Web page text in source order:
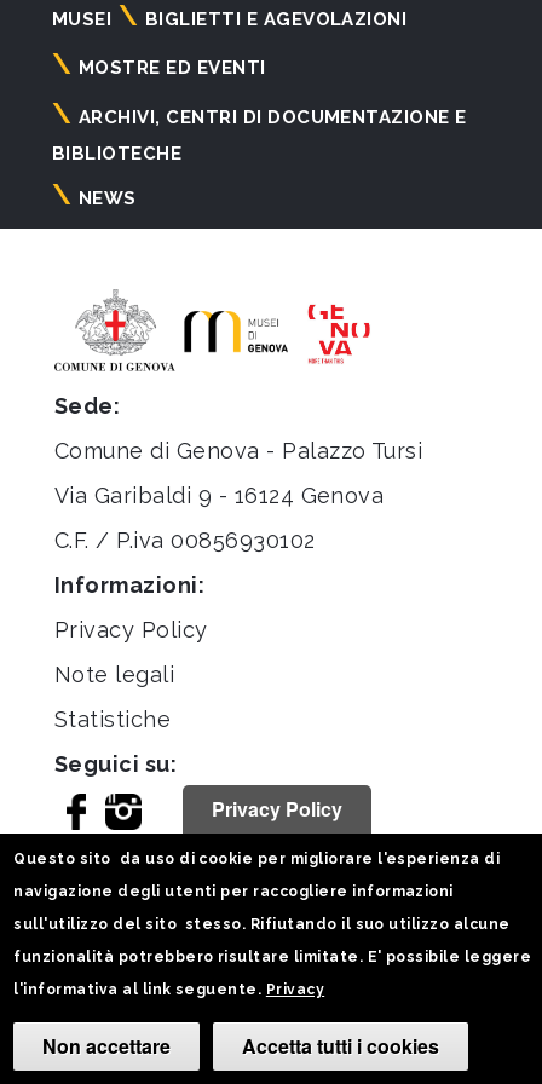
Navigazione
principale
MUSEI BIGLIETTI E AGEVOLAZIONI
MOSTRE ED EVENTI
ARCHIVI, CENTRI DI DOCUMENTAZIONE E
BIBLIOTECHE
NEWS
Sede:
Comune di Genova - Palazzo Tursi
Via Garibaldi 9 - 16124 Genova
C.F. / P.iva 00856930102
Informazioni:
Privacy Policy
Note legali
Statistiche
Seguici su:
Privacy Policy
Questo sito da uso di cookie per migliorare l'esperienza di
navigazione degli utenti per raccogliere informazioni
sull'utilizzo del sito stesso. Rifiutando il suo utilizzo alcune
funzionalità potrebbero risultare limitate. E' possibile leggere
l'informativa al link seguente. Privacy
Non accettare Accetta tutti i cookies